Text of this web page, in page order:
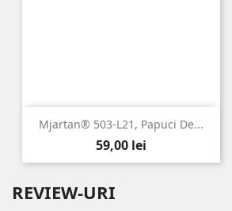
Mjartan® 503-L21, Papuci De...
Pret
59,00 lei
REVIEW-URI